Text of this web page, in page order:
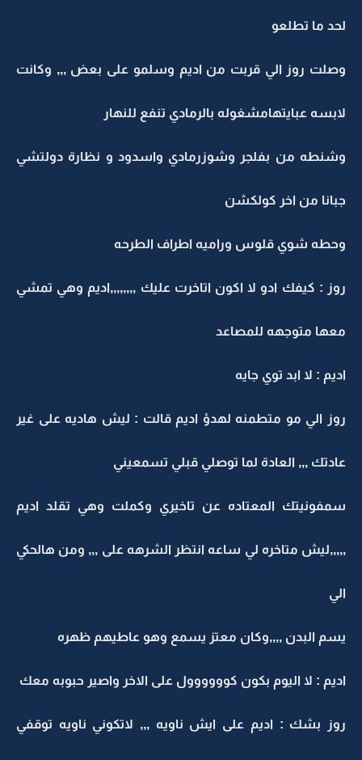
لحد ما تطلعو
وصلت روز الي قربت من اديم وسلمو على بعض ,,, وكانت
لابسه عبايتهامشغوله بالرمادي تنفع للنهار
وشنطه من بفلجر وشوزرمادي واسدود و نظارة دولتشي
جبانا من اخر كولكشن
وحطه شوي قلوس وراميه اطراف الطرحه
روز : كيفك ادو لا اكون اتاخرت عليك ,,,,,,,,اديم وهي تمشي
معها متوجهه للمصاعد
اديم : لا ابد توي جايه
روز الي مو متطمنه لهدؤ اديم قالت : ليش هاديه على غير
عادتك ,,, العادة لما توصلي قبلي تسمعيني
سمفونيتك المعتاده عن تاخيري وكملت وهي تقلد اديم
,,,,,ليش متاخره لي ساعه انتظر الشرهه على ,,, ومن هالحكي
الي
يسم البدن ,,,,وكان معتز يسمع وهو عاطيهم ظهره
اديم : لا اليوم بكون كوووووول على الاخر واصير حبوبه معك
روز بشك : اديم على ايش ناويه ,,, لاتكوني ناويه توقفي